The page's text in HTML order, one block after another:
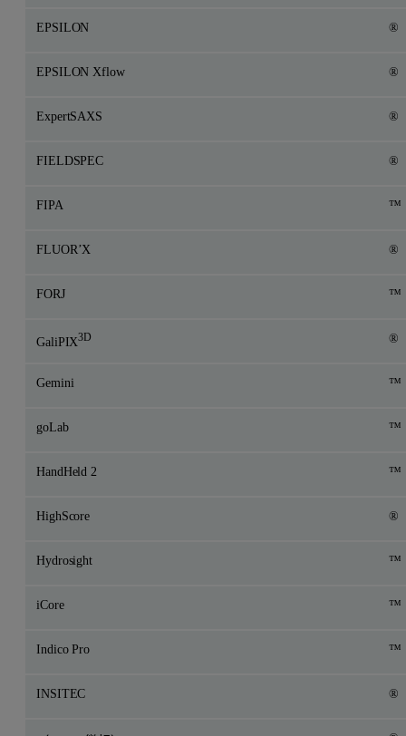
EPSILON ®
EPSILON Xflow ®
ExpertSAXS ®
FIELDSPEC ®
FIPA ™
FLUOR’X ®
FORJ ™
GaliPIX3D ®
Gemini ™
goLab ™
HandHeld 2 ™
HighScore ®
Hydrosight ™
iCore ™
Indico Pro ™
INSITEC ®